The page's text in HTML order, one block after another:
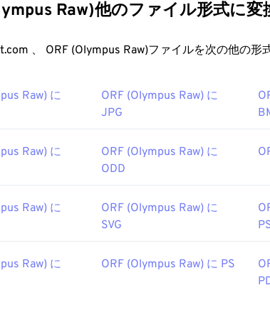
Raw)他のファイル形式に変
FreeConvert.com 、 ORF (Olympus Raw)ファイルを次の
Raw) に
ORF (Olympus Raw) に
JPG
Raw) に
ORF (Olympus Raw) に
ODD
Raw) に
ORF (Olympus Raw) に
SVG
Raw) に
ORF (Olympus Raw) に PS